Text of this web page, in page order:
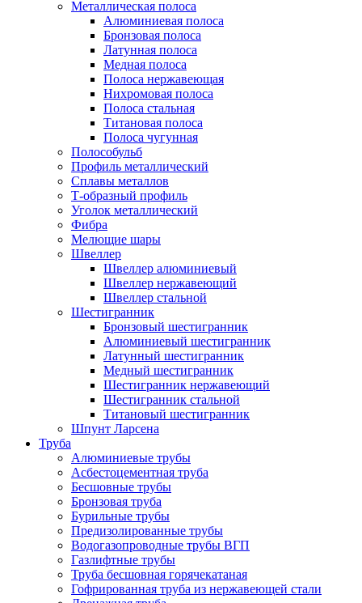
Металлическая полоса
Алюминиевая полоса
Бронзовая полоса
Латунная полоса
Медная полоса
Полоса нержавеющая
Нихромовая полоса
Полоса стальная
Титановая полоса
Полоса чугунная
Полособульб
Профиль металлический
Сплавы металлов
Т-образный профиль
Уголок металлический
Фибра
Мелющие шары
Швеллер
Швеллер алюминиевый
Швеллер нержавеющий
Швеллер стальной
Шестигранник
Бронзовый шестигранник
Алюминиевый шестигранник
Латунный шестигранник
Медный шестигранник
Шестигранник нержавеющий
Шестигранник стальной
Титановый шестигранник
Шпунт Ларсена
Труба
Алюминиевые трубы
Асбестоцементная труба
Бесшовные трубы
Бронзовая труба
Бурильные трубы
Предизолированные трубы
Водогазопроводные трубы ВГП
Газлифтные трубы
Труба бесшовная горячекатаная
Гофрированная труба из нержавеющей стали